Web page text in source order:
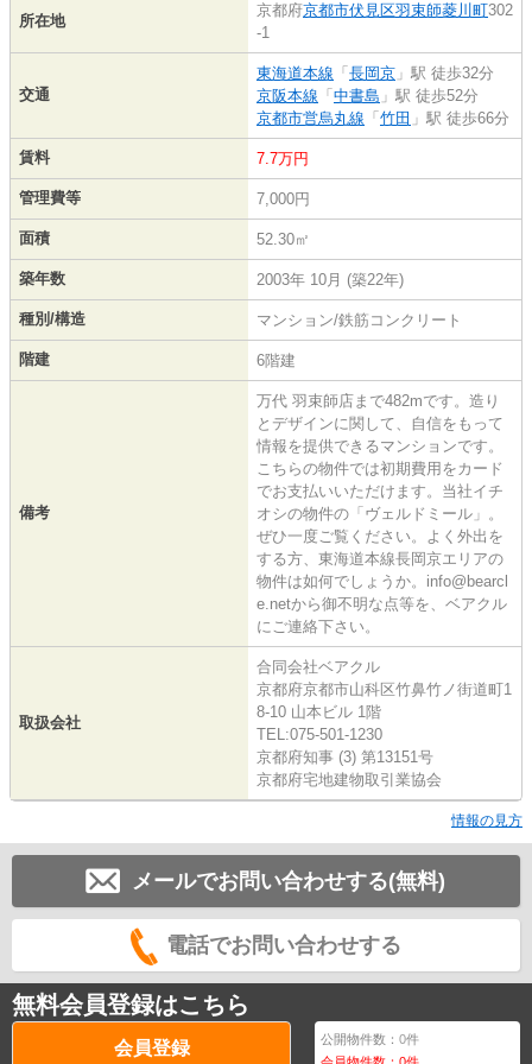
所在地
京都府京都市伏見区羽束師菱川町302
-1
交通
東海道本線 「 長岡京 」駅 徒歩32分
京阪本線 「 中書島 」駅 徒歩52分
京都市営烏丸線 「 竹田 」駅 徒歩66分
賃料 7.7万円
管理費等 7,000円
面積 52.30㎡
築年数 2003年 10月 (築22年)
種別/構造 マンション/鉄筋コンクリート
階建 6階建
備考
万代 羽束師店まで482mです。造り
とデザインに関して、自信をもって
情報を提供できるマンションです。
こちらの物件では初期費用をカード
でお支払いいただけます。当社イチ
オシの物件の「ヴェルドミール」。
ぜひ一度ご覧ください。よく外出を
する方、東海道本線長岡京エリアの
物件は如何でしょうか。info@bearcl
e.netから御不明な点等を、ベアクル
にご連絡下さい。
取扱会社
合同会社ベアクル
京都府京都市山科区竹鼻竹ノ街道町1
8-10 山本ビル 1階
TEL:075-501-1230
京都府知事 (3) 第13151号
京都府宅地建物取引業協会
情報の見方
メールでお問い合わせする(無料)
電話でお問い合わせする
無料会員登録はこちら
会員登録 公開物件数：0件